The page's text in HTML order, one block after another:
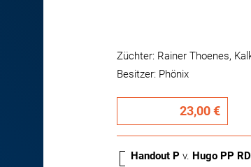
Züchter: Rainer Thoenes,
Besitzer: Phönix
23,00 €
Handout P v. Hugo PP